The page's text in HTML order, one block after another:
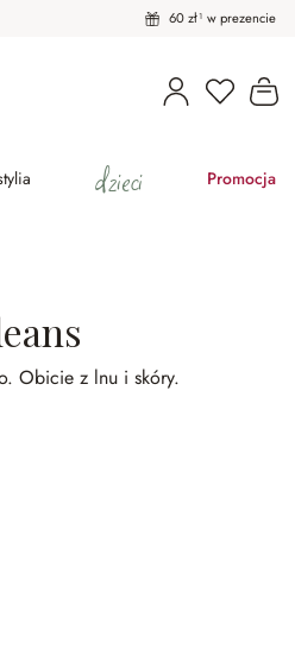
60 zł¹ w prezencie
Masz
dzieci Promocja
Obicie z lnu i skóry.